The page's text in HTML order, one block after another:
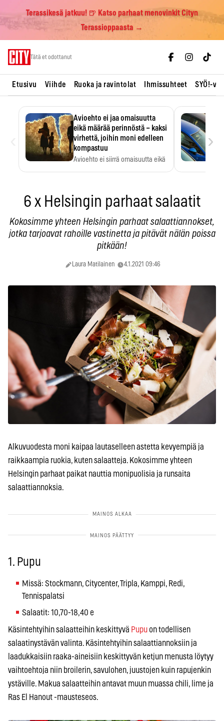
Terassikesä jatkuu! 🍺 Katso parhaat menovinkit Cityn
Terassioppaasta →
Tätä et odottanut
Etusivu Viihde Ruoka ja ravintolat Ihmissuhteet SYÖ!-
Avioehto ei jaa omaisuutta
eikä määrää perinnöstä – kaksi
virhettä, joihin moni edelleen
kompastuu
Avioehto ei siirrä omaisuutta eikä
›
6 x Helsingin parhaat salaatit
Kokosimme yhteen Helsingin parhaat salaattiannokset,
jotka tarjoavat rahoille vastinetta ja pitävät nälän poissa
pitkään!
Laura Matilainen 4.1.2021 09:46
Alkuvuodesta moni kaipaa lautaselleen astetta kevyempiä ja
raikkaampia ruokia, kuten salaatteja. Kokosimme yhteen
Helsingin parhaat paikat nauttia monipuolisia ja runsaita
salaattiannoksia.
1. Pupu
Missä: Stockmann, Citycenter, Tripla, Kamppi, Redi,
Tennispalatsi
Salaatit: 10,70-18,40 e
Käsintehtyihin salaatteihin keskittyvä Pupu on todellisen
salaatinystävän valinta. Käsintehtyihin salaattiannoksiin ja
laadukkaisiin raaka-aineisiin keskittyvän ketjun menusta löytyy
vaihtoehtoja niin broilerin, savulohen, juustojen kuin rapujenkin
ystäville. Makua salaatteihin antavat muun muassa chili, lime ja
Ras El Hanout -mausteseos.